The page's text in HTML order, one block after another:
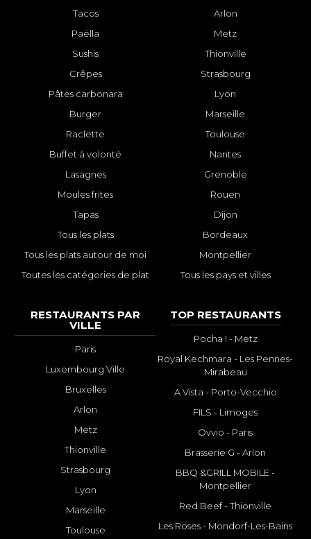
Tacos
Paëlla
Sushis
Crêpes
Pâtes carbonara
Burger
Raclette
Buffet à volonté
Lasagnes
Moules frites
Tapas
Tous les plats
Tous les plats autour de moi
Toutes les catégories de plat
Arlon
Metz
Thionville
Strasbourg
Lyon
Marseille
Toulouse
Nantes
Grenoble
Rouen
Dijon
Bordeaux
Montpellier
Tous les pays et villes
RESTAURANTS PAR
VILLE
Paris
Luxembourg Ville
Bruxelles
Arlon
Metz
Thionville
Strasbourg
Lyon
Marseille
Toulouse
TOP RESTAURANTS
Pocha ! - Metz
Royal Kechmara - Les Pennes-
Mirabeau
A Vista - Porto-Vecchio
FILS - Limoges
Ovvio - Paris
Brasserie G - Arlon
BBQ &GRILL MOBILE -
Montpellier
Red Beef - Thionville
Les Roses - Mondorf-Les-Bains